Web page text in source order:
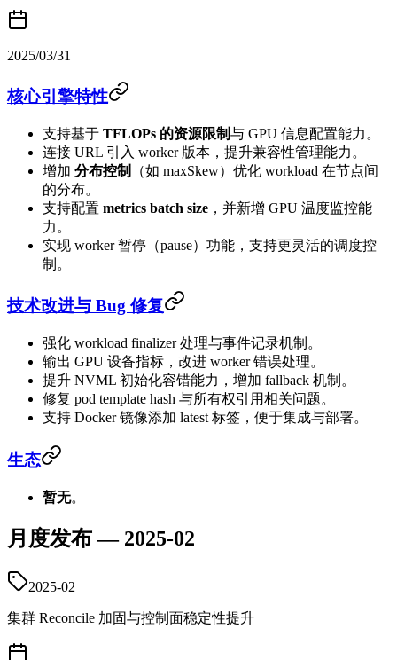
2025/03/31
核心引擎特性
支持基于 TFLOPs 的资源限制与 GPU 信息配置能力。
连接 URL 引入 worker 版本，提升兼容性管理能力。
增加 分布控制
（如 maxSkew）优化 workload 在节点间
的分布。
支持配置 metrics batch size ，并新增 GPU 温度监控能
力。
实现 worker 暂停（pause）功能，支持更灵活的调度控
制。
技术改进与 Bug 修复
强化 workload finalizer 处理与事件记录机制。
输出 GPU 设备指标，改进 worker 错误处理。
提升 NVML 初始化容错能力，增加 fallback 机制。
修复 pod template hash 与所有权引用相关问题。
支持 Docker 镜像添加 latest 标签，便于集成与部署。
生态
暂无。
月度发布 — 2025-02
2025-02
集群 Reconcile 加固与控制面稳定性提升